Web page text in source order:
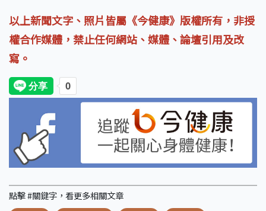
以上新聞文字、照片皆屬《今健康》版權所有，非授
權合作媒體，禁止任何網站、媒體、論壇引用及改
寫。
點擊 #關鍵字，看更多相關文章